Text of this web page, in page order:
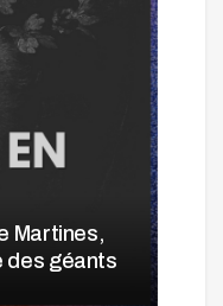
Martines,
des géants